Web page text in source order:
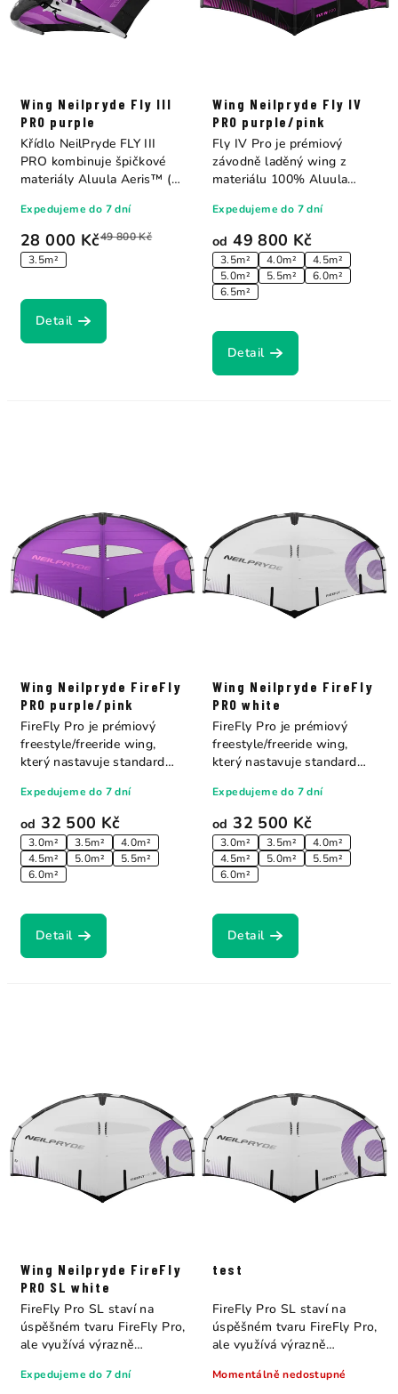
Wing Neilpryde Fly III
PRO purple
28 000 Kč49 800 Kč
3.5m²
Expedujeme do 7 dní
Detail
Křídlo NeilPryde FLY III
PRO kombinuje špičkové
materiály Aluula Aeris™ (na
Wing Neilpryde Fly IV
PRO purple/pink
od 49 800 Kč
3.5m² 4.0m²
4.5m²
5.0m²
5.5m²
6.0m²
6.5m²
Expedujeme do 7 dní
Detail
Fly IV Pro je prémiový
závodně laděný wing z
materiálu 100% Aluula
Wing Neilpryde FireFly
PRO purple/pink
od 32 500 Kč
3.0m² 3.5m²
4.0m²
4.5m²
5.0m²
5.5m²
6.0m²
Expedujeme do 7 dní
Detail
FireFly Pro je prémiový
freestyle/freeride wing,
který nastavuje standard
Wing Neilpryde FireFly
PRO white
od 32 500 Kč
3.0m² 3.5m²
4.0m²
4.5m²
5.0m²
5.5m²
6.0m²
Expedujeme do 7 dní
Detail
FireFly Pro je prémiový
freestyle/freeride wing,
který nastavuje standard
Wing Neilpryde FireFly
PRO SL white
Expedujeme do 7 dní
FireFly Pro SL staví na
úspěšném tvaru FireFly Pro,
ale využívá výrazně
test
Momentálně nedostupné
FireFly Pro SL staví na
úspěšném tvaru FireFly Pro,
ale využívá výrazně